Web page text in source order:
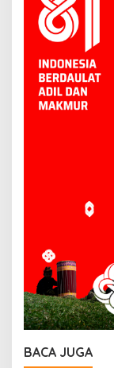
BACA JUGA